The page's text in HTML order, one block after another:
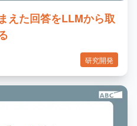
えた回答をLLMから取
研究開発